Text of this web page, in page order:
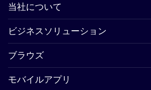
当社について
ビジネスソリューション
ブラウズ
モバイルアプリ